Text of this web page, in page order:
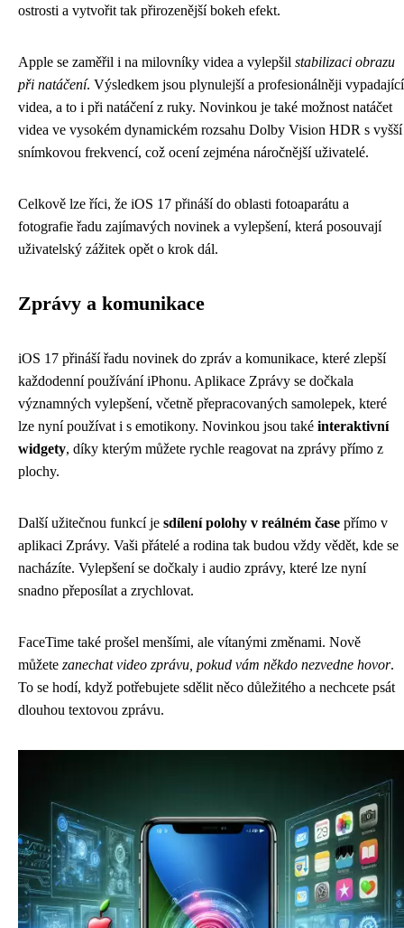
ostrosti a vytvořit tak přirozenější bokeh efekt.
Apple se zaměřil i na milovníky videa a vylepšil stabilizaci obrazu
při natáčení. Výsledkem jsou plynulejší a profesionálněji vypadající
videa, a to i při natáčení z ruky. Novinkou je také možnost natáčet
videa ve vysokém dynamickém rozsahu Dolby Vision HDR s vyšší
snímkovou frekvencí, což ocení zejména náročnější uživatelé.
Celkově lze říci, že iOS 17 přináší do oblasti fotoaparátu a
fotografie řadu zajímavých novinek a vylepšení, která posouvají
uživatelský zážitek opět o krok dál.
Zprávy a komunikace
iOS 17 přináší řadu novinek do zpráv a komunikace, které zlepší
každodenní používání iPhonu. Aplikace Zprávy se dočkala
významných vylepšení, včetně přepracovaných samolepek, které
lze nyní používat i s emotikony. Novinkou jsou také interaktivní
widgety, díky kterým můžete rychle reagovat na zprávy přímo z
plochy.
Další užitečnou funkcí je sdílení polohy v reálném čase přímo v
aplikaci Zprávy. Vaši přátelé a rodina tak budou vždy vědět, kde se
nacházíte. Vylepšení se dočkaly i audio zprávy, které lze nyní
snadno přeposílat a zrychlovat.
FaceTime také prošel menšími, ale vítanými změnami. Nově
můžete zanechat video zprávu, pokud vám někdo nezvedne hovor.
To se hodí, když potřebujete sdělit něco důležitého a nechcete psát
dlouhou textovou zprávu.